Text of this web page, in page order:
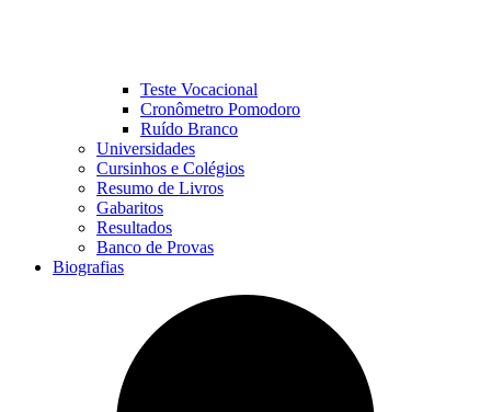
Teste Vocacional
Cronômetro Pomodoro
Ruído Branco
Universidades
Cursinhos e Colégios
Resumo de Livros
Gabaritos
Resultados
Banco de Provas
Biografias